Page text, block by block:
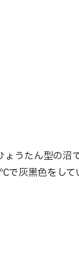
うたん型の沼
灰黒色をして